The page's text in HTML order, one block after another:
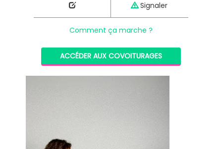
Signaler
Comment ça marche ?
ACCÉDER AUX COVOITURAGES